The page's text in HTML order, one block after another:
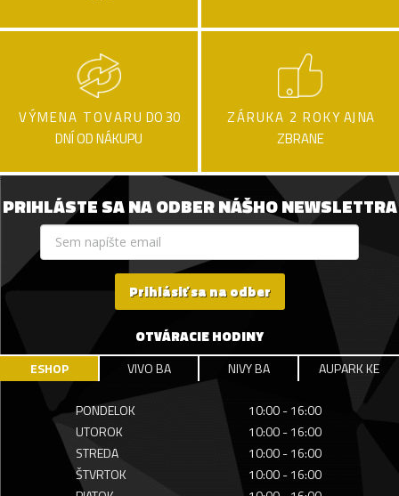
VÝMENA TOVARU DO 30
DNÍ OD NÁKUPU
ZÁRUKA 2 ROKY AJ NA
ZBRANE
PRIHLÁSTE SA NA ODBER NÁŠHO NEWSLETTRA
Prihlásiť sa na odber
OTVÁRACIE HODINY
ESHOP VIVO BA NIVY BA AUPARK KE
PONDELOK
10:00 - 16:00
UTOROK
10:00 - 16:00
STREDA
10:00 - 16:00
ŠTVRTOK
10:00 - 16:00